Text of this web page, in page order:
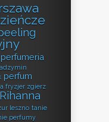
perfumeria
perfum
fryzjer zgierz
Rihanna
leszno tanie
perfumy